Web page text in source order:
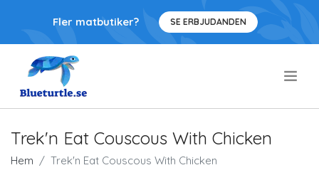
Fler matbutiker? SE ERBJUDANDEN
Trek'n Eat Couscous With Chicken
Hem Trek'n Eat Couscous With Chicken